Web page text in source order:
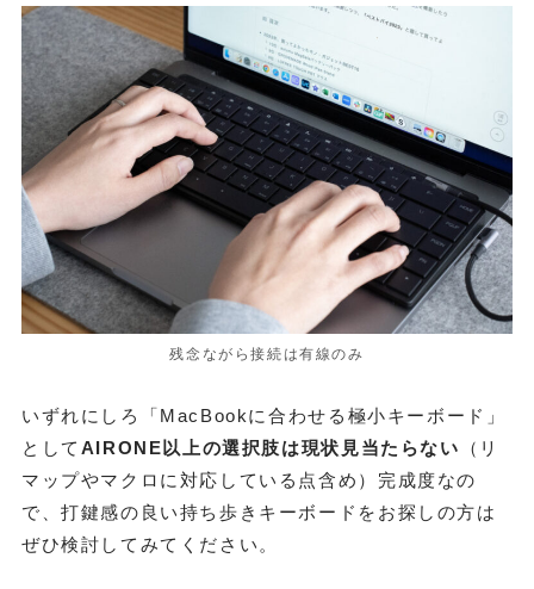
残念ながら接続は有線のみ
いずれにしろ「MacBookに合わせる極小キーボード」
として AIRONE以上の選択肢は現状見当たらない （リ
マップやマクロに対応している点含め）完成度なの
で、打鍵感の良い持ち歩きキーボードをお探しの方は
ぜひ検討してみてください。